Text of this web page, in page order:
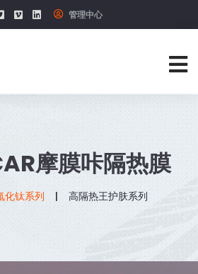
管理中心
摩膜咔隔热膜
化钛系列 高隔热王护肤系列